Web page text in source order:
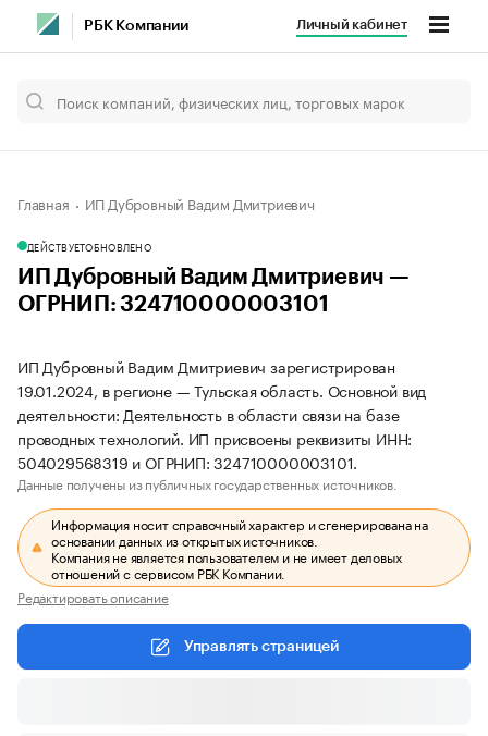
РБК Компании Личный кабинет
Главная ИП Дубровный Вадим Дмитриевич
ДЕЙСТВУЕТОБНОВЛЕНО
ИП Дубровный Вадим Дмитриевич —
ОГРНИП: 324710000003101
ИП Дубровный Вадим Дмитриевич зарегистрирован
19.01.2024, в регионе — Тульская область. Основной вид
деятельности: Деятельность в области связи на базе
проводных технологий. ИП присвоены реквизиты ИНН:
504029568319 и ОГРНИП: 324710000003101.
Данные получены из публичных государственных источников.
Информация носит справочный характер и сгенерирована на
основании данных из открытых источников.
Компания не является пользователем и не имеет деловых
отношений с сервисом РБК Компании.
Редактировать описание
Управлять страницей